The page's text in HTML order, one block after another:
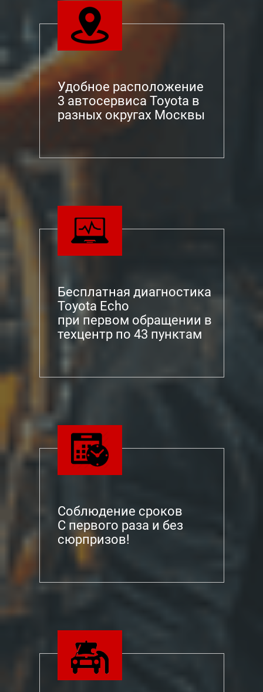
Удобное расположение
3 автосервиса Toyota в
разных округах Москвы
Бесплатная диагностика
Toyota Echo
при первом обращении в
техцентр по 43 пунктам
Соблюдение сроков
С первого раза и без
сюрпризов!